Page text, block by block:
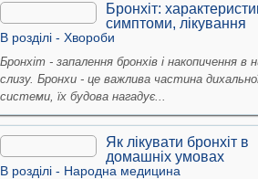
Бронхіт:
симптоми, лікування
В рoздiлi - Хвороби
Бронхіт - запалення бронхів і накопичення в
слизу. Бронхи - це важлива частина
системи, їх будова нагадує...
Як лікувати бронхіт в
домашніх умовах
В рoздiлi - Народна медицина